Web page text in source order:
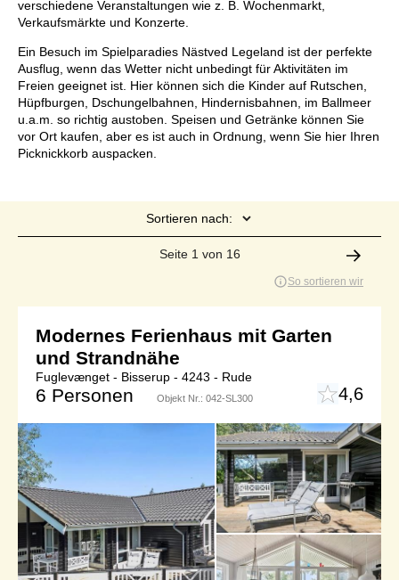
verschiedene Veranstaltungen wie z. B. Wochenmarkt,
Verkaufsmärkte und Konzerte.
Ein Besuch im Spielparadies Nästved Legeland ist der perfekte
Ausflug, wenn das Wetter nicht unbedingt für Aktivitäten im
Freien geeignet ist. Hier können sich die Kinder auf Rutschen,
Hüpfburgen, Dschungelbahnen, Hindernisbahnen, im Ballmeer
u.a.m. so richtig austoben. Speisen und Getränke können Sie
vor Ort kaufen, aber es ist auch in Ordnung, wenn Sie hier Ihren
Picknickkorb auspacken.
Sortieren nach:
Seite 1 von 16
So sortieren wir
Modernes Ferienhaus mit Garten
und Strandnähe
Fuglevænget - Bisserup - 4243 - Rude
6 Personen Objekt Nr.: 042-SL300 4,6